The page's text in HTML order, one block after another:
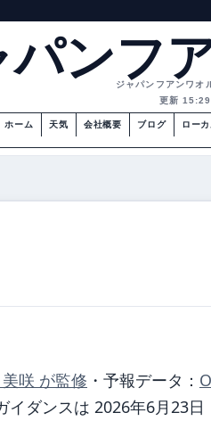
パンフ
ジャパンフアンワオ
更新 15:29
ホーム 天気 会社概要 ブログ ロー
咲 が監修 ・ 予報データ：
イダンスは 2026年6月23日